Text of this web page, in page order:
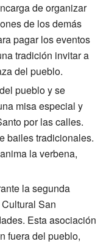
de organizar
de los demás
pagar los eventos
tradición invitar a
del pueblo.
pueblo y se
misa especial y
por las calles.
bailes tradicionales.
la verbena,
la segunda
San
Esta asociación
fuera del pueblo,